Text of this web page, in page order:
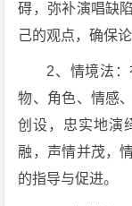
碍，弥补演唱缺
己的观点，确保
2、情境法
物、角色、情感
创设，忠实地演
融，声情并茂，
的指导与促进。